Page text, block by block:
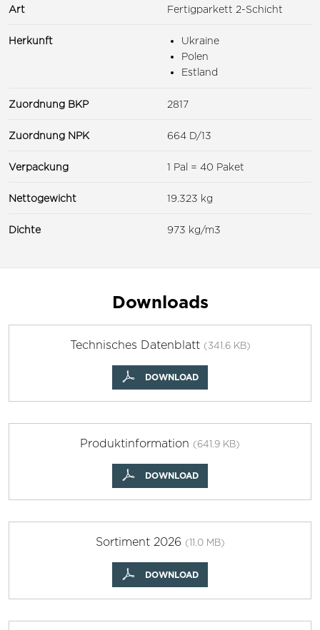
Art Fertigparkett 2-Schicht
Herkunft
Ukraine
Polen
Estland
Zuordnung BKP 2817
Zuordnung NPK 664 D/13
Verpackung 1 Pal = 40 Paket
Nettogewicht 19.323 kg
Dichte 973 kg/m3
Downloads
Technisches Datenblatt (341.6 KB)
DOWNLOAD
Produktinformation (641.9 KB)
DOWNLOAD
Sortiment 2026 (11.0 MB)
DOWNLOAD